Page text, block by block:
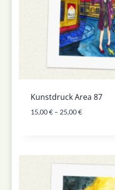
Kunstdruck Area 87
15,00€ – 25,00€